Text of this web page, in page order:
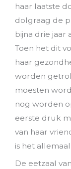
haar laatste
dolgraag de
bijna drie jaar
Toen het dit
haar
worden
moesten
nog worden
eerste druk
van haar
is het
De eetzaal